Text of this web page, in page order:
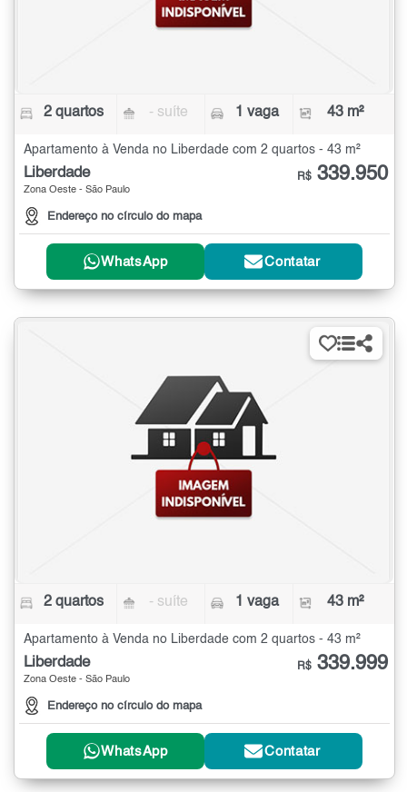
2 quartos - suíte 1 vaga 43 m²
Apartamento à Venda no Liberdade com 2 quartos - 43 m²
Liberdade
Zona Oeste - São Paulo
Endereço no círculo do mapa
R$ 339.950
WhatsApp Contatar
2 quartos - suíte 1 vaga 43 m²
Apartamento à Venda no Liberdade com 2 quartos - 43 m²
Liberdade
Zona Oeste - São Paulo
Endereço no círculo do mapa
R$ 339.999
WhatsApp Contatar